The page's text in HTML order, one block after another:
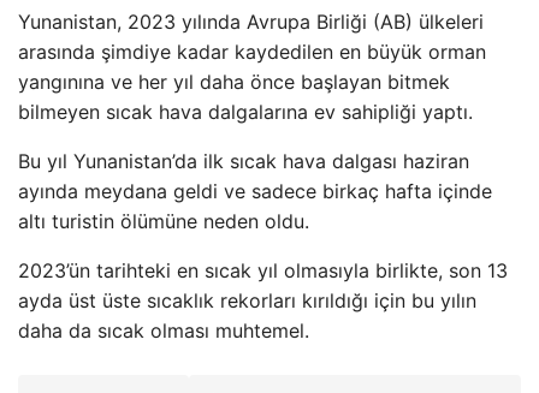
Yunanistan, 2023 yılında Avrupa Birliği (AB) ülkeleri
arasında şimdiye kadar kaydedilen en büyük orman
yangınına ve her yıl daha önce başlayan bitmek
bilmeyen sıcak hava dalgalarına ev sahipliği yaptı.
Bu yıl Yunanistan’da ilk sıcak hava dalgası haziran
ayında meydana geldi ve sadece birkaç hafta içinde
altı turistin ölümüne neden oldu.
2023’ün tarihteki en sıcak yıl olmasıyla birlikte, son 13
ayda üst üste sıcaklık rekorları kırıldığı için bu yılın
daha da sıcak olması muhtemel.